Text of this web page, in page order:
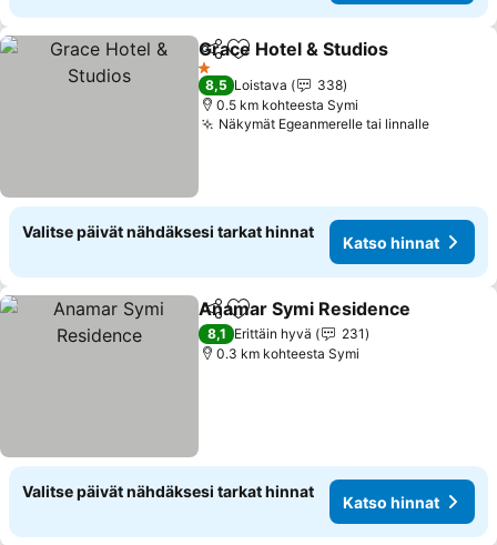
Jaa Lisää suosikkeihin
Grace Hotel & Studios
1 Tähtiluokitus
8,5 Loistava
338
0.5 km kohteesta Symi
Näkymät Egeanmerelle tai linnalle
Valitse päivät nähdäksesi tarkat hinnat
Katso hinnat
Jaa Lisää suosikkeihin
Anamar Symi Residence
8,1 Erittäin hyvä
231
0.3 km kohteesta Symi
Valitse päivät nähdäksesi tarkat hinnat
Katso hinnat